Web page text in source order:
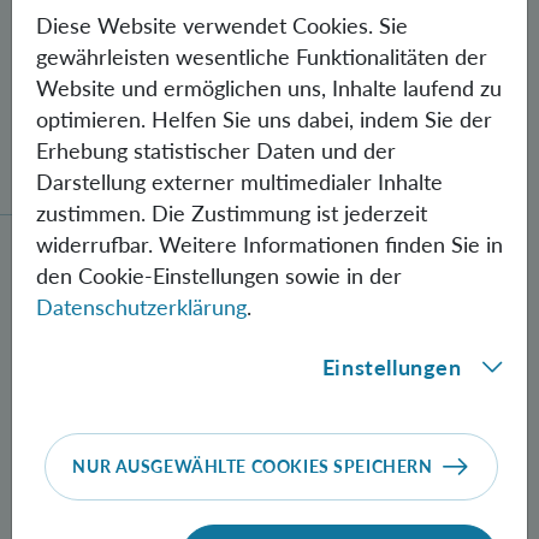
Gegen Fehler geschützte Quantenbits
verschränkt
Neue Methode zur Herstellung verschränkter
Diese Website verwendet Cookies. Sie
gewährleisten wesentliche Funktionalitäten der
Website und ermöglichen uns, Inhalte laufend zu
optimieren. Helfen Sie uns dabei, indem Sie der
Erhebung statistischer Daten und der
Darstellung externer multimedialer Inhalte
zustimmen. Die Zustimmung ist jederzeit
widerrufbar. Weitere Informationen finden Sie in
den Cookie-Einstellungen sowie in der
Datenschutzerklärung.
Einstellungen
NUR AUSGEWÄHLTE COOKIES SPEICHERN